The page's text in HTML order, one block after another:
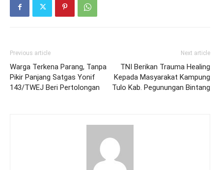
Previous article
Warga Terkena Parang, Tanpa
Pikir Panjang Satgas Yonif
143/TWEJ Beri Pertolongan
Next article
TNI Berikan Trauma Healing
Kepada Masyarakat Kampung
Tulo Kab. Pegunungan Bintang